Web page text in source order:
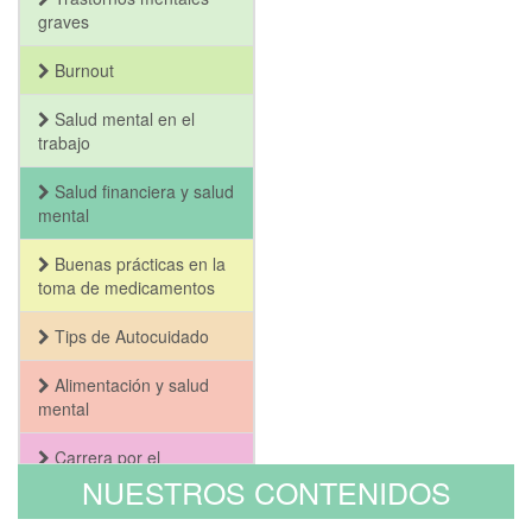
graves
Burnout
Salud mental en el
trabajo
Salud financiera y salud
mental
Buenas prácticas en la
toma de medicamentos
Tips de Autocuidado
Alimentación y salud
mental
Carrera por el
Bienestar y la Salud
MentalNUESTROS CONTENIDOS